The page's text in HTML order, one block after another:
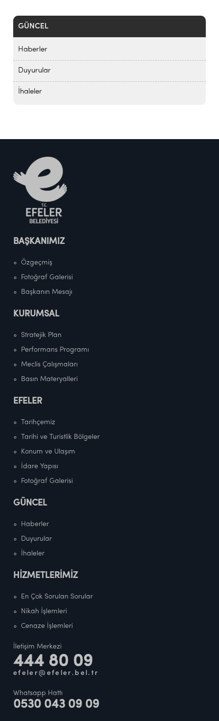
GÜNCEL
Haberler
Duyurular
İhaleler
BAŞKANIMIZ
Özgeçmiş
Fotoğraf Galerisi
Başkanın Mesajı
KURUMSAL
Stratejik Plan
Performans Programı
Meclis Çalışmaları
Basın Materyalleri
EFELER
Tarihçemiz
Tarihi ve Turistlik Bölgeler
Konum ve Ulaşım
İdare Yapısı
Fotoğraf Galerisi
GÜNCEL
Haberler
Duyurular
İhaleler
HİZMETLERİMİZ
En Çok Sorulan Sorular
Nikah İşlemleri
Cenaze İşlemleri
İletişim Merkezi
444 80 09
efeler@efeler.bel.tr
Whatsapp Hattı
0530 043 09 09